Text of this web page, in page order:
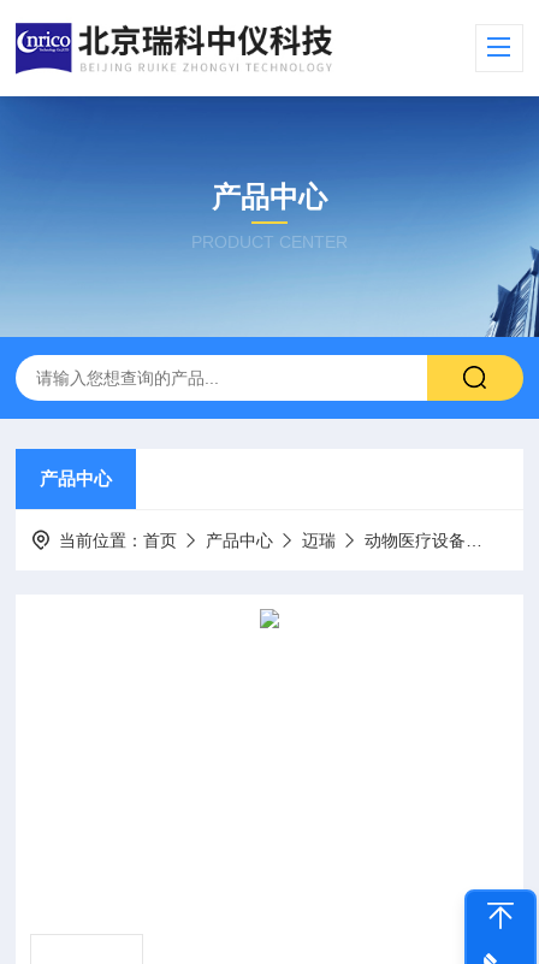
产品中心
PRODUCT CENTER
产品中心
当前位置：首页 产品中心 迈瑞 动物医疗设备